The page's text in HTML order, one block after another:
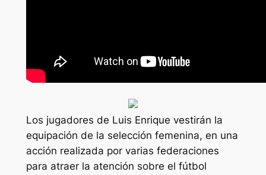
Los jugadores de Luis Enrique vestirán la
equipación de la selección femenina, en una
acción realizada por varias federaciones
para atraer la atención sobre el fútbol